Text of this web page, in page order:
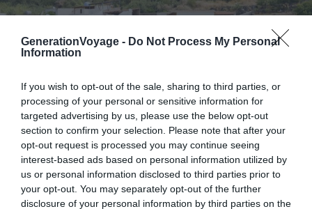
GenerationVoyage - Do Not Process My Personal
Information
If you wish to opt-out of the sale, sharing to third parties, or
processing of your personal or sensitive information for
targeted advertising by us, please use the below opt-out
section to confirm your selection. Please note that after your
opt-out request is processed you may continue seeing
interest-based ads based on personal information utilized by
us or personal information disclosed to third parties prior to
your opt-out. You may separately opt-out of the further
disclosure of your personal information by third parties on the
Crédit photo : Shutterstock – Natursports